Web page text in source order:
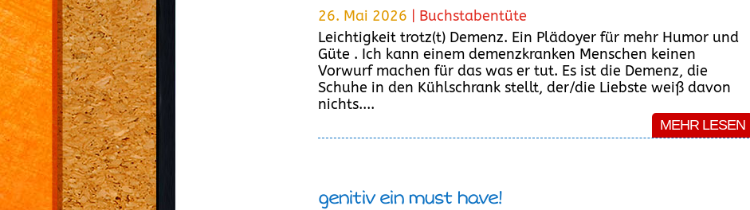
26. Mai 2026 | Buchstabentüte
Leichtigkeit trotz(t) Demenz. Ein Plädoyer für mehr Humor und
Güte . Ich kann einem demenzkranken Menschen keinen
Vorwurf machen für das was er tut. Es ist die Demenz, die
Schuhe in den Kühlschrank stellt, der/die Liebste weiß davon
nichts....
MEHR LESEN
genitiv ein must have!